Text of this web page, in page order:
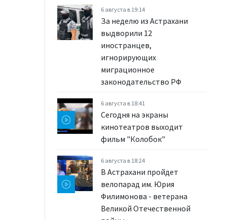
6 августа в 19:14
За неделю из Астрахани
выдворили 12
иностранцев,
игнорирующих
миграционное
законодательство РФ
6 августа в 18:41
Сегодня на экраны
кинотеатров выходит
фильм "Колобок"
6 августа в 18:24
В Астрахани пройдет
велопарад им. Юрия
Филимонова - ветерана
Великой Отечественной